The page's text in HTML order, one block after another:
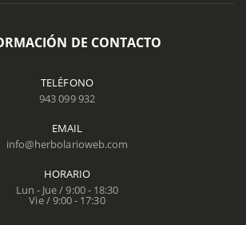
DE CONTACTO
TELÉFONO
943 099 932
EMAIL
info@herbolarioweb.com
HORARIO
Lun - Jue / 9:00 - 18:30
Vie / 9:00 - 17:30